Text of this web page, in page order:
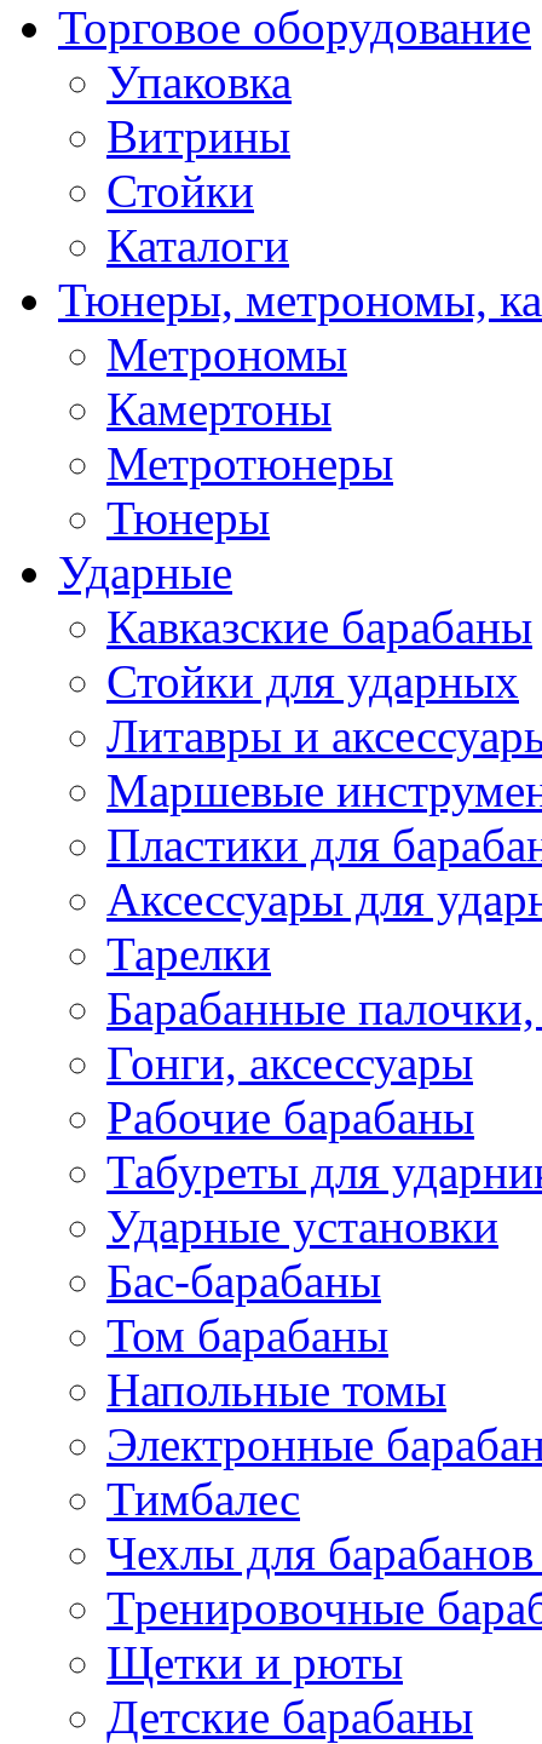
Торговое оборудование
Упаковка
Витрины
Стойки
Каталоги
Тюнеры, метрономы,
Метрономы
Камертоны
Метротюнеры
Тюнеры
Ударные
Кавказские барабаны
Стойки для ударных
Литавры и
Маршевые
Пластики для
Аксессуары для
Тарелки
Барабанные палочки,
Гонги, аксессуары
Рабочие барабаны
Табуреты для
Ударные установки
Бас-барабаны
Том барабаны
Напольные томы
Электронные
Тимбалес
Чехлы для
Тренировочные
Щетки и рюты
Детские барабаны